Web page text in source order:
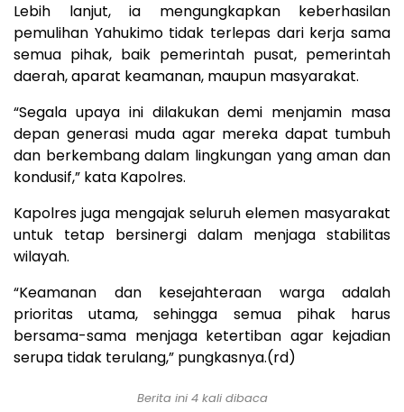
Lebih lanjut, ia mengungkapkan keberhasilan
pemulihan Yahukimo tidak terlepas dari kerja sama
semua pihak, baik pemerintah pusat, pemerintah
daerah, aparat keamanan, maupun masyarakat.
“Segala upaya ini dilakukan demi menjamin masa
depan generasi muda agar mereka dapat tumbuh
dan berkembang dalam lingkungan yang aman dan
kondusif,” kata Kapolres.
Kapolres juga mengajak seluruh elemen masyarakat
untuk tetap bersinergi dalam menjaga stabilitas
wilayah.
“Keamanan dan kesejahteraan warga adalah
prioritas utama, sehingga semua pihak harus
bersama-sama menjaga ketertiban agar kejadian
serupa tidak terulang,” pungkasnya.(rd)
Berita ini 4 kali dibaca